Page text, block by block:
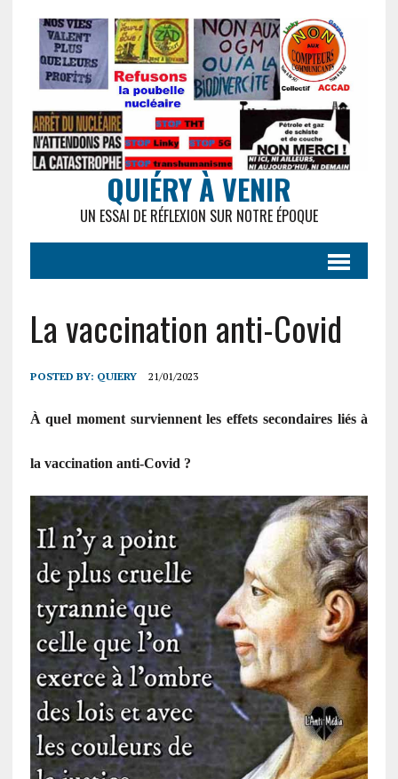
QUIÉRY À VENIR
UN ESSAI DE RÉFLEXION SUR NOTRE ÉPOQUE
La vaccination anti-Covid
POSTED BY: QUIERY 21/01/2023
À quel moment surviennent les effets secondaires liés à
la vaccination anti-Covid ?